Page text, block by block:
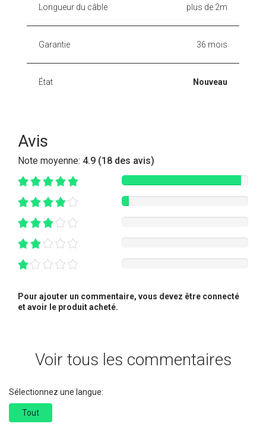
Longueur du câble plus de 2m
Garantie 36 mois
État Nouveau
Avis
Note moyenne: 4.9 (18 des avis)
Pour ajouter un commentaire, vous devez être connecté
et avoir le produit acheté.
Voir tous les commentaires
Sélectionnez une langue:
Tout